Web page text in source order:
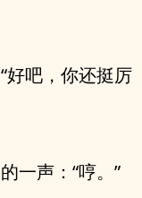
好吧，你还挺厉
一声：“哼。”